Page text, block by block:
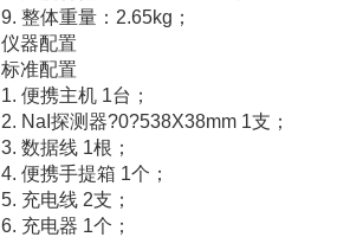
9. 整体重量：2.65kg；
仪器配置
标准配置
1. 便携主机 1台；
2. NaI探测器?0?538Χ38mm 1支；
3. 数据线 1根；
4. 便携手提箱 1个；
5. 充电线 2支；
6. 充电器 1个；